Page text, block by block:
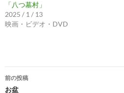
「八つ墓村」
2025 / 1 / 13
映画・ビデオ・DVD
投
前の投稿
お盆